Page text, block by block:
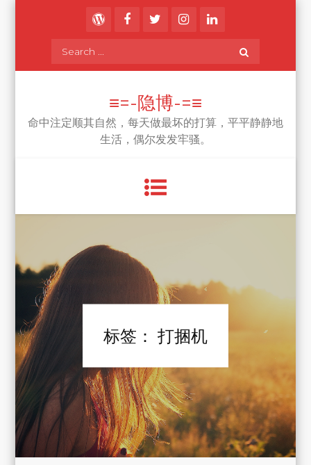
Search
≡=-隐博-=≡
命中注定顺其自然，每天做最坏的打算，平平静静地
生活，偶尔发发牢骚。
标签： 打捆机